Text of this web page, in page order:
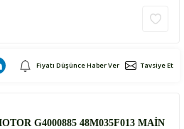
Fiyatı Düşünce Haber Ver Tavsiye Et
G4000885 48M035F013 MAİN